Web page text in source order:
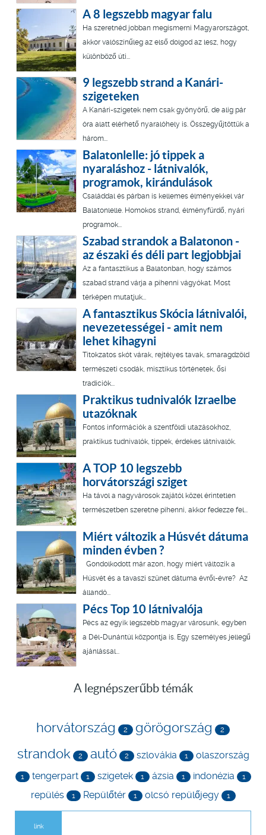
A 8 legszebb magyar falu
Ha szeretnéd jobban megismerni Magyarországot,
akkor valószínűleg az első dolgod az lesz, hogy
különböző úti...
9 legszebb strand a Kanári-
szigeteken
A Kanári-szigetek nem csak gyönyörű, de alig pár
óra alatt elérhető nyaralóhely is. Összegyűjtöttük a
három...
Balatonlelle: jó tippek a
nyaraláshoz - látnivalók,
programok, kirándulások
Családdal és párban is kellemes élményekkel vár
Balatonlelle. Homokos strand, élményfürdő, nyári
programok...
Szabad strandok a Balatonon -
az északi és déli part legjobbjai
Az a fantasztikus a Balatonban, hogy számos
szabad strand várja a pihenni vágyókat. Most
térképen mutatjuk...
A fantasztikus Skócia látnivalói,
nevezetességei - amit nem
lehet kihagyni
Titokzatos skót várak, rejtélyes tavak, smaragdzöld
természeti csodák, misztikus történetek, ősi
tradíciók...
Praktikus tudnivalók Izraelbe
utazóknak
Fontos információk a szentföldi utazásokhoz,
praktikus tudnivalók, tippek, érdekes látnivalók.
A TOP 10 legszebb
horvátországi sziget
Ha távol a nagyvárosok zajától közel érintetlen
természetben szeretne pihenni, akkor fedezze fel...
Miért változik a Húsvét dátuma
minden évben ?
Gondolkodott már azon, hogy miért változik a
Húsvét és a tavaszi szünet dátuma évről-évre? Az
állandó...
Pécs Top 10 látnivalója
Pécs az egyik legszebb magyar városunk, egyben
a Dél-Dunántúl központja is. Egy személyes jellegű
ajánlással...
A legnépszerűbb témák
horvátország 2 görögország 2
strandok 2 autó 2 szlovákia 1 olaszország
1 tengerpart 1 szigetek 1 ázsia 1 indonézia 1
repülés 1 Repülőtér 1 olcsó repülőjegy 1
link